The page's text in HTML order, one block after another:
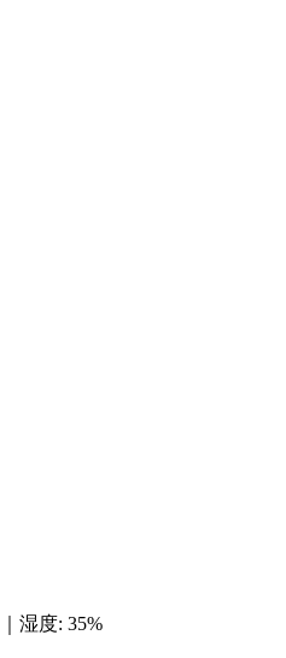
湿度: 35%